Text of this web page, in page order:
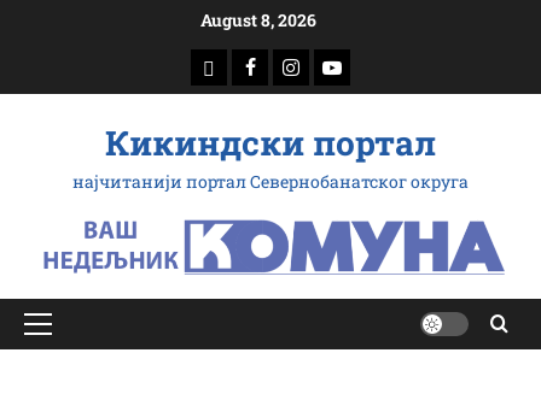
August 8, 2026
доwнлоад
Фацебоок
Инстаграм
Yоутубе
Кикиндски портал
најчитанији портал Севернобанатског округа
Примарy